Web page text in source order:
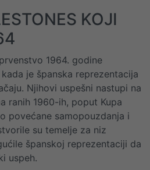
KOJI
1964. godine
je španska reprezentacija
Njihovi uspešni nastupi na
ranih 1960-ih, poput Kupa
povećane samopouzdanja i
su temelje za niz
španskoj reprezentaciji da
uspeh.